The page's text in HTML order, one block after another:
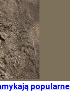
popularne